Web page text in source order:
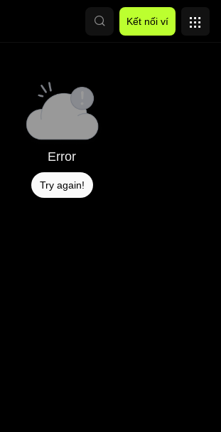
Kết nối ví
Error
Try again!